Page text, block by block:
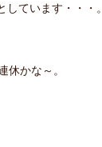
ています・・・。
休かな～。